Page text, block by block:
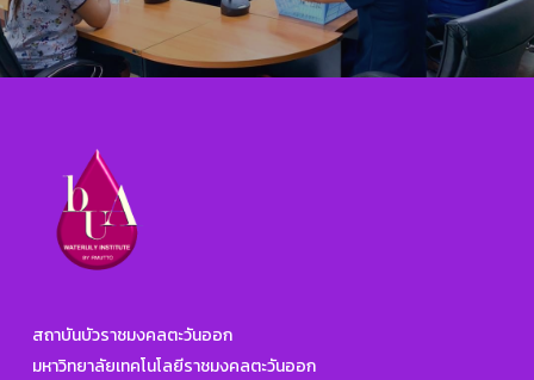
สถาบันบัวราชมงคลตะวันออก
มหาวิทยาลัยเทคโนโลยีราชมงคลตะวันออก